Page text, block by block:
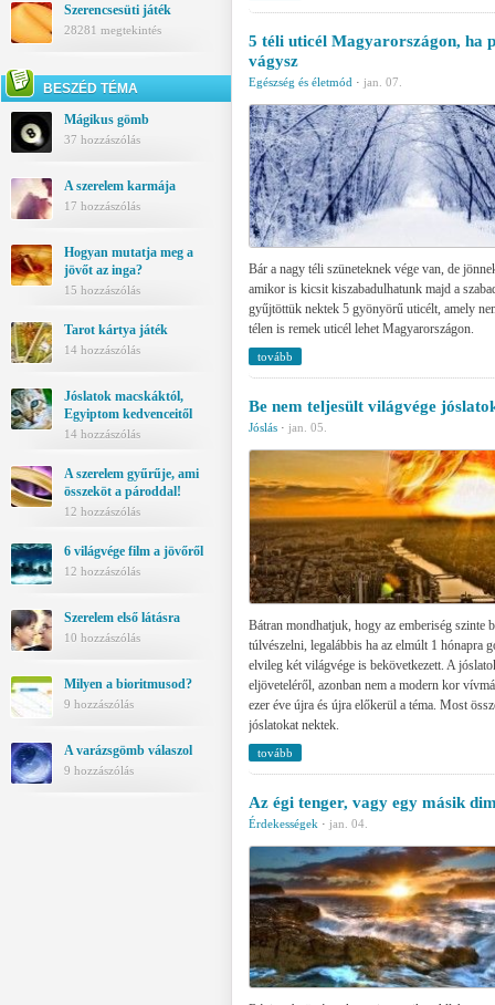
Szerencsesüti játék
28281 megtekintés
BESZÉD TÉMA
Mágikus gömb
37 hozzászólás
A szerelem karmája
17 hozzászólás
Hogyan mutatja meg a
jövőt az inga?
15 hozzászólás
Tarot kártya játék
14 hozzászólás
Jóslatok macskáktól,
Egyiptom kedvenceitől
14 hozzászólás
A szerelem gyűrűje, ami
összeköt a pároddal!
12 hozzászólás
6 világvége film a jövőről
12 hozzászólás
Szerelem első látásra
10 hozzászólás
Milyen a bioritmusod?
9 hozzászólás
A varázsgömb válaszol
9 hozzászólás
5 téli uticél Magyarországon, ha
vágysz
Egészség és életmód · jan. 07.
Bár a nagy téli szüneteknek vége van, de
amikor is kicsit kiszabadulhatunk majd a
gyűjtöttük nektek 5 gyönyörű uticélt, amely
télen is remek uticél lehet Magyarországon.
tovább
Be nem teljesült világvége
Jóslás · jan. 05.
Bátran mondhatjuk, hogy az emberiség szinte
túlvészelni, legalábbis ha az elmúlt 1 hónapra
elvileg két világvége is bekövetkezett. A
eljöveteléről, azonban nem a modern kor
ezer éve újra és újra előkerül a téma. Most
jóslatokat nektek.
tovább
Az égi tenger, vagy egy másik
Érdekességek · jan. 04.